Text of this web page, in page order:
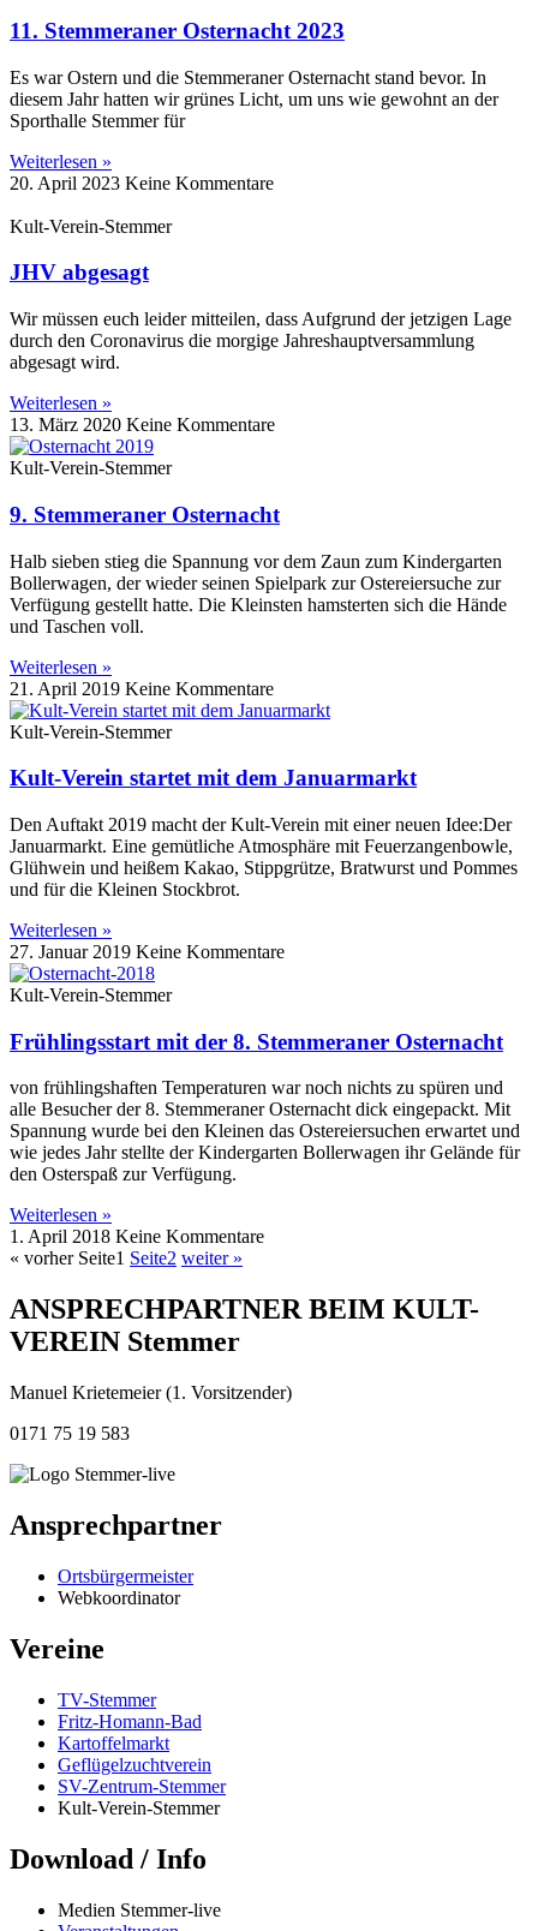
11. Stemmeraner Osternacht 2023
Es war Ostern und die Stemmeraner Osternacht stand bevor. In
diesem Jahr hatten wir grünes Licht, um uns wie gewohnt an der
Sporthalle Stemmer für
Weiterlesen »
20. April 2023 Keine Kommentare
Kult-Verein-Stemmer
JHV abgesagt
Wir müssen euch leider mitteilen, dass Aufgrund der jetzigen Lage
durch den Coronavirus die morgige Jahreshauptversammlung
abgesagt wird.
Weiterlesen »
13. März 2020 Keine Kommentare
Kult-Verein-Stemmer
9. Stemmeraner Osternacht
Halb sieben stieg die Spannung vor dem Zaun zum Kindergarten
Bollerwagen, der wieder seinen Spielpark zur Ostereiersuche zur
Verfügung gestellt hatte. Die Kleinsten hamsterten sich die Hände
und Taschen voll.
Weiterlesen »
21. April 2019 Keine Kommentare
Kult-Verein-Stemmer
Kult-Verein startet mit dem Januarmarkt
Den Auftakt 2019 macht der Kult-Verein mit einer neuen Idee:Der
Januarmarkt. Eine gemütliche Atmosphäre mit Feuerzangenbowle,
Glühwein und heißem Kakao, Stippgrütze, Bratwurst und Pommes
und für die Kleinen Stockbrot.
Weiterlesen »
27. Januar 2019 Keine Kommentare
Kult-Verein-Stemmer
Frühlingsstart mit der 8. Stemmeraner Osternacht
von frühlingshaften Temperaturen war noch nichts zu spüren und
alle Besucher der 8. Stemmeraner Osternacht dick eingepackt. Mit
Spannung wurde bei den Kleinen das Ostereiersuchen erwartet und
wie jedes Jahr stellte der Kindergarten Bollerwagen ihr Gelände für
den Osterspaß zur Verfügung.
Weiterlesen »
1. April 2018 Keine Kommentare
« vorher Seite1 Seite2 weiter »
ANSPRECHPARTNER BEIM KULT-
VEREIN Stemmer
Manuel Krietemeier (1. Vorsitzender)
0171 75 19 583
Ansprechpartner
Ortsbürgermeister
Webkoordinator
Vereine
TV-Stemmer
Fritz-Homann-Bad
Kartoffelmarkt
Geflügelzuchtverein
SV-Zentrum-Stemmer
Kult-Verein-Stemmer
Download / Info
Medien Stemmer-live